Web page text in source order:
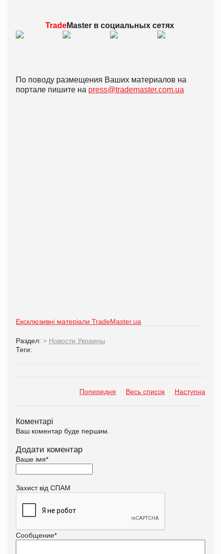
TradeMaster всоциальных сетях
По поводу размещения Ваших материалов на
портале пишите на press@trademaster.com.ua
Ексклюзивні матеріали TradeMaster.ua
Раздел: > Новости Украины
Теги:
Попередня Весь список Наступна
Коментарі
Ваш коментар буде першим.
Додати коментар
Ваше імя*
Захист від СПАМ
Сообщение*